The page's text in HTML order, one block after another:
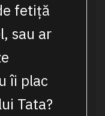
fetiță
sau ar
îi plac
Tata?